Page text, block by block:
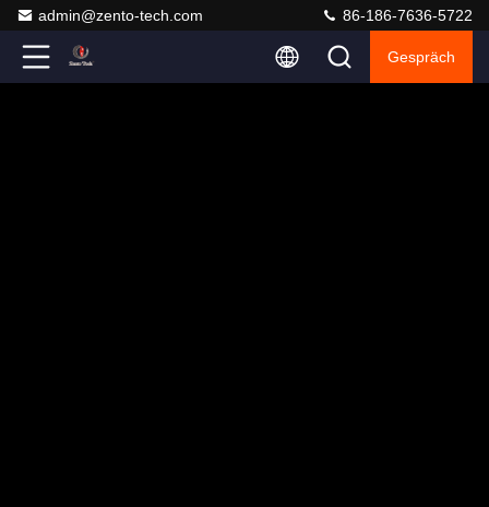
admin@zento-tech.com 86-186-7636-5722
Gespräch